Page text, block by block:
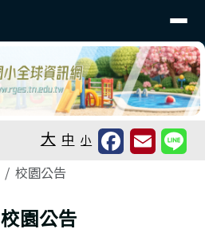
大 中 小
校園公告
校園公告